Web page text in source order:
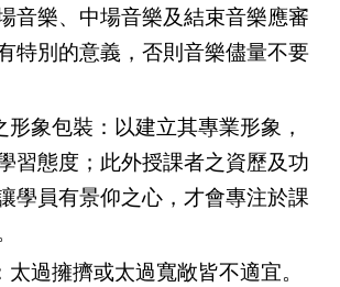
音樂、中場音樂及結束音樂應審
特別的意義，否則音樂儘量不要
形象包裝：以建立其專業形象，
習態度；此外授課者之資歷及功
學員有景仰之心，才會專注於課
過擁擠或太過寬敞皆不適宜。